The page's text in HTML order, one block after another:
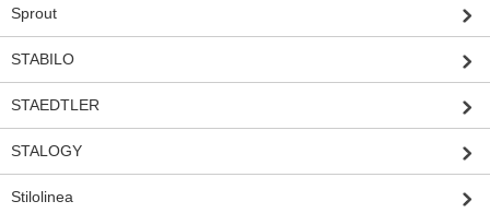
Sprout
STABILO
STAEDTLER
STALOGY
Stilolinea